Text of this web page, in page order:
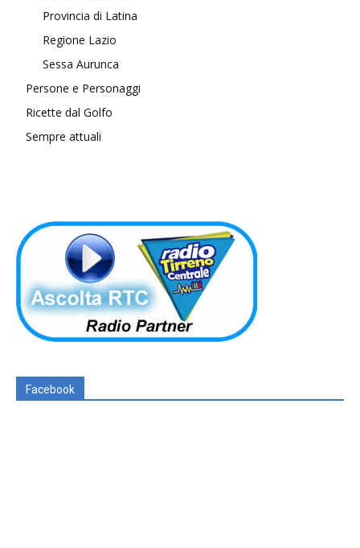
Provincia di Latina
Regione Lazio
Sessa Aurunca
Persone e Personaggi
Ricette dal Golfo
Sempre attuali
Facebook